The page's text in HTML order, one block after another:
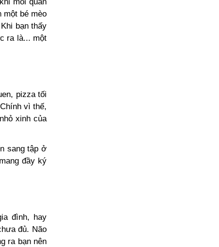
một bé mèo
bạn thấy
ra là... một
pizza tối
vì thế,
xinh của
sang tập ở
đầy ký
đình, hay
đủ. Não
ra bạn nên